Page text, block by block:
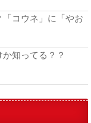
コウネ」に「やお
知ってる？？